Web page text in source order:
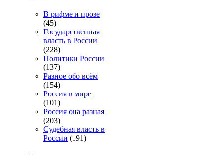
В рифме и прозе
(45)
Государственная
власть в России
(228)
Политики России
(137)
Разное обо всём
(154)
Россия в мире
(101)
Россия она разная
(203)
Судебная власть в
России (191)